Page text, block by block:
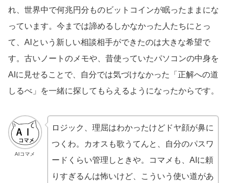
れ、世界中で何兆円分ものビットコインが眠ったままにな
っています。今までは諦めるしかなかった人たちにとっ
て、AIという新しい相談相手ができたのは大きな希望で
す。古いノートのメモや、昔使っていたパソコンの中身を
AIに見せることで、自分では気づけなかった「正解への道
しるべ」を一緒に探してもらえるようになったからです。
AIコマメ
ロジック、理屈はわかったけどドヤ顔が鼻に
つくわ。カオスも歌うてんと、自分のパスワ
ードくらい管理しときや。コマメも、AIに頼
りすぎるんは怖いけど、こういう使い道があ